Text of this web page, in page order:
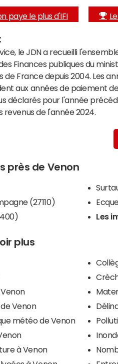
paye le plus d'IFI
le JDN a recueilli
Finances publiques du
de France depuis 2004. Les
aux années de paiement
déclarés pour l'année
de l'année 2024.
près de Venon
(27110)
Les
plus
Venon
météo de Venon
à Venon